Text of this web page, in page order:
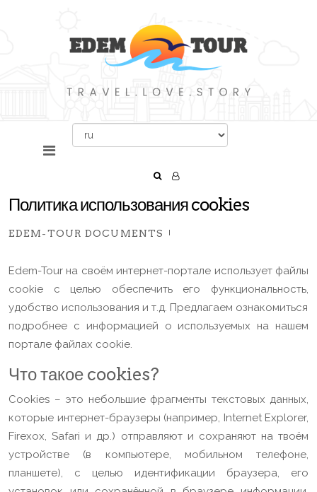
Политика использования cookies
EDEM-TOUR DOCUMENTS
Edem-Tour на своём интернет-портале использует файлы
cookie с целью обеспечить его функциональность,
удобство использования и т.д. Предлагаем ознакомиться
подробнее с информацией о используемых на нашем
портале файлах cookie.
Что такое cookies?
Cookies – это небольшие фрагменты текстовых данных,
которые интернет-браузеры (например, Internet Explorer,
Firexox, Safari и др.) отправляют и сохраняют на твоём
устройстве (в компьютере, мобильном телефоне,
планшете), с целью идентификации браузера, его